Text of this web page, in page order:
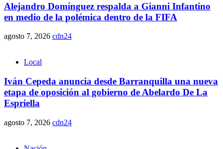
Alejandro Domínguez respalda a Gianni Infantino
en medio de la polémica dentro de la FIFA
agosto 7, 2026 cdn24
Local
Iván Cepeda anuncia desde Barranquilla una nueva
etapa de oposición al gobierno de Abelardo De La
Espriella
agosto 7, 2026 cdn24